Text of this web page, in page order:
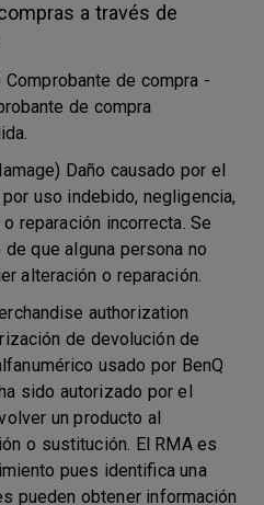
a través de
de compra -
de compra
Daño causado por el
uso indebido, negligencia,
reparación incorrecta. Se
que alguna persona no
alteración o reparación.
authorization
de devolución de
usado por BenQ
sido autorizado por el
un producto al
o sustitución. El RMA es
pues identifica una
pueden obtener información